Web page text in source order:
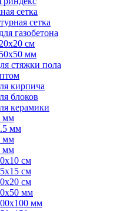
сетка
сетка
газобетона
см
50x50 мм
стяжки пола
кирпича
блоков
керамики
мм
мм
мм
мм
см
см
см
мм
мм